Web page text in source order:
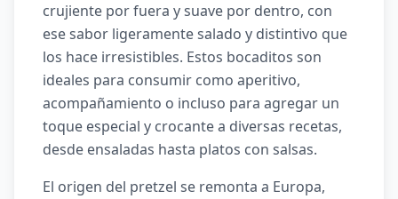
crujiente por fuera y suave por dentro, con
ese sabor ligeramente salado y distintivo que
los hace irresistibles. Estos bocaditos son
ideales para consumir como aperitivo,
acompañamiento o incluso para agregar un
toque especial y crocante a diversas recetas,
desde ensaladas hasta platos con salsas.
El origen del pretzel se remonta a Europa,